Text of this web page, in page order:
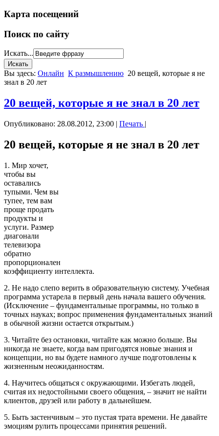
Карта посещений
Поиск по сайту
Искать...
Вы здесь: Онлайн К размышлению 20 вещей, которые я не
знал в 20 лет
20 вещей, которые я не знал в 20 лет
Опубликовано: 28.08.2012, 23:00 | Печать |
20 вещей, которые я не знал в 20 лет
1. Мир хочет,
чтобы вы
оставались
тупыми. Чем вы
тупее, тем вам
проще продать
продукты и
услуги. Размер
диагонали
телевизора
обратно
пропорционален
коэффициенту интеллекта.
2. Не надо слепо верить в образовательную систему. Учебная
программа устарела в первый день начала вашего обучения.
(Исключение – фундаментальные программы, но только в
точных науках; вопрос применения фундаментальных знаний
в обычной жизни остается открытым.)
3. Читайте без остановки, читайте как можно больше. Вы
никогда не знаете, когда вам пригодятся новые знания и
концепции, но вы будете намного лучше подготовлены к
жизненным неожиданностям.
4. Научитесь общаться с окружающими. Избегать людей,
считая их недостойными своего общения, – значит не найти
клиентов, друзей или работу в дальнейшем.
5. Быть застенчивым – это пустая трата времени. Не давайте
эмоциям рулить процессами принятия решений.